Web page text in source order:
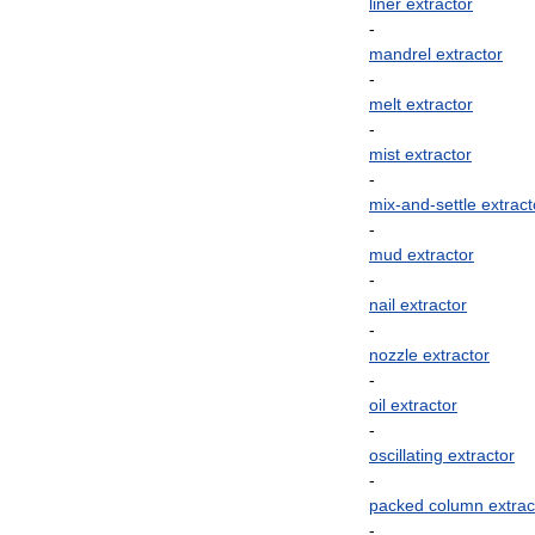
-
mandrel extractor
-
melt extractor
-
mist extractor
-
mix-and-settle
-
mud extractor
-
nail extractor
-
nozzle extractor
-
oil extractor
-
oscillating extractor
-
packed column
-